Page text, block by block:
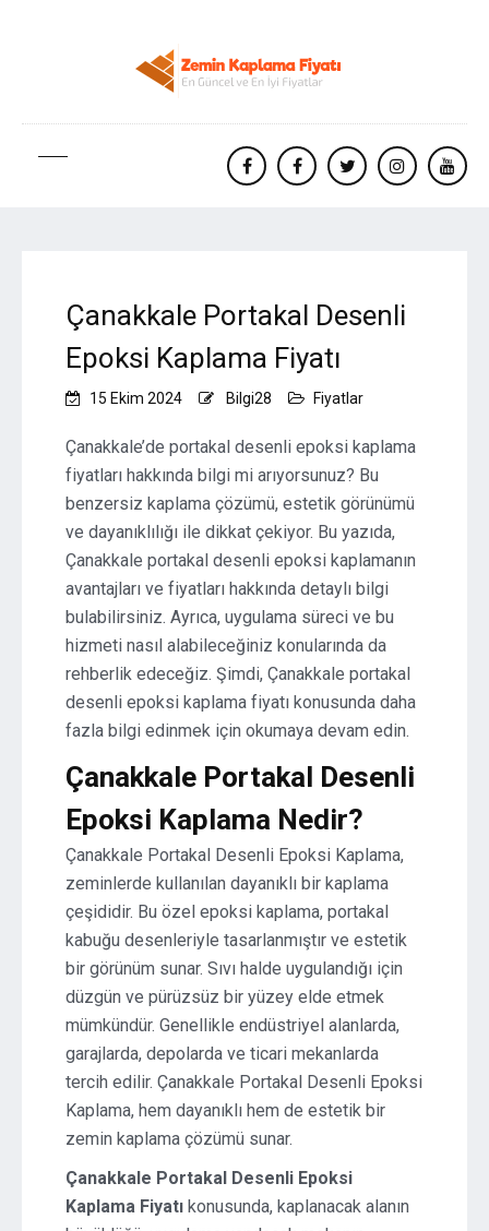
facebookFacebooktwitterinstagram
Çanakkale Portakal Desenli
Epoksi Kaplama Fiyatı
15 Ekim 2024 Bilgi28 Fiyatlar
Çanakkale’de portakal desenli epoksi kaplama
fiyatları hakkında bilgi mi arıyorsunuz? Bu
benzersiz kaplama çözümü, estetik görünümü
ve dayanıklılığı ile dikkat çekiyor. Bu yazıda,
Çanakkale portakal desenli epoksi kaplamanın
avantajları ve fiyatları hakkında detaylı bilgi
bulabilirsiniz. Ayrıca, uygulama süreci ve bu
hizmeti nasıl alabileceğiniz konularında da
rehberlik edeceğiz. Şimdi, Çanakkale portakal
desenli epoksi kaplama fiyatı konusunda daha
fazla bilgi edinmek için okumaya devam edin.
Çanakkale Portakal Desenli
Epoksi Kaplama Nedir?
Çanakkale Portakal Desenli Epoksi Kaplama,
zeminlerde kullanılan dayanıklı bir kaplama
çeşididir. Bu özel epoksi kaplama, portakal
kabuğu desenleriyle tasarlanmıştır ve estetik
bir görünüm sunar. Sıvı halde uygulandığı için
düzgün ve pürüzsüz bir yüzey elde etmek
mümkündür. Genellikle endüstriyel alanlarda,
garajlarda, depolarda ve ticari mekanlarda
tercih edilir. Çanakkale Portakal Desenli Epoksi
Kaplama, hem dayanıklı hem de estetik bir
zemin kaplama çözümü sunar.
Çanakkale Portakal Desenli Epoksi
Kaplama Fiyatı konusunda, kaplanacak alanın